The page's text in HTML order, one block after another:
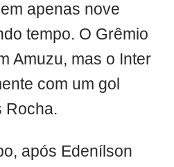
apenas nove
tempo. O Grêmio
Amuzu, mas o Inter
com um gol
Rocha.
após Edenílson